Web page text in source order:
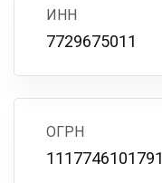
ИНН
7729675011
ОГРН
1117746101791